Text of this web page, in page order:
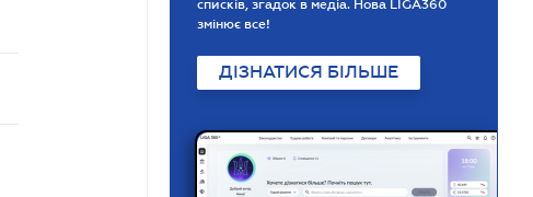
списків, згадок в медіа. Нова LIGA360
змінює все!
ДІЗНАТИСЯ БІЛЬШЕ